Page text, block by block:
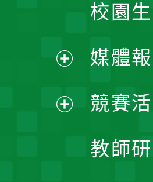
校園
媒體
競賽
教師
開